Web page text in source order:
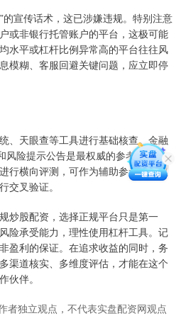
的宣传话术，这已涉嫌违规。特别注意
或非银行托管账户的平台，这极可能
水平或杠杆比例异常高的平台往往风
模糊、客服回避关键问题，应立即停
、天眼查等工具进行基础核查。金融
风险提示公告是最权威的参考。一些
行横向评测，可作为辅助参考。建议
交叉验证。
炒股配资，选择正规平台只是第一
险承受能力，理性使用杠杆工具。记
盈利的保证。在追求收益的同时，务
渠道核实、多维度评估，才能在这个
伙伴。
者独立观点，不代表实盘配资网观点